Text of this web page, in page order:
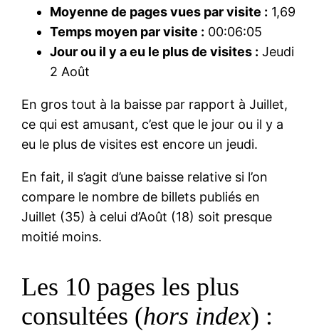
Moyenne de pages vues par visite : 1,69
Temps moyen par visite : 00:06:05
Jour ou il y a eu le plus de visites : Jeudi
2 Août
En gros tout à la baisse par rapport à Juillet,
ce qui est amusant, c’est que le jour ou il y a
eu le plus de visites est encore un jeudi.
En fait, il s’agit d’une baisse relative si l’on
compare le nombre de billets publiés en
Juillet (35) à celui d’Août (18) soit presque
moitié moins.
Les 10 pages les plus
consultées (hors index) :